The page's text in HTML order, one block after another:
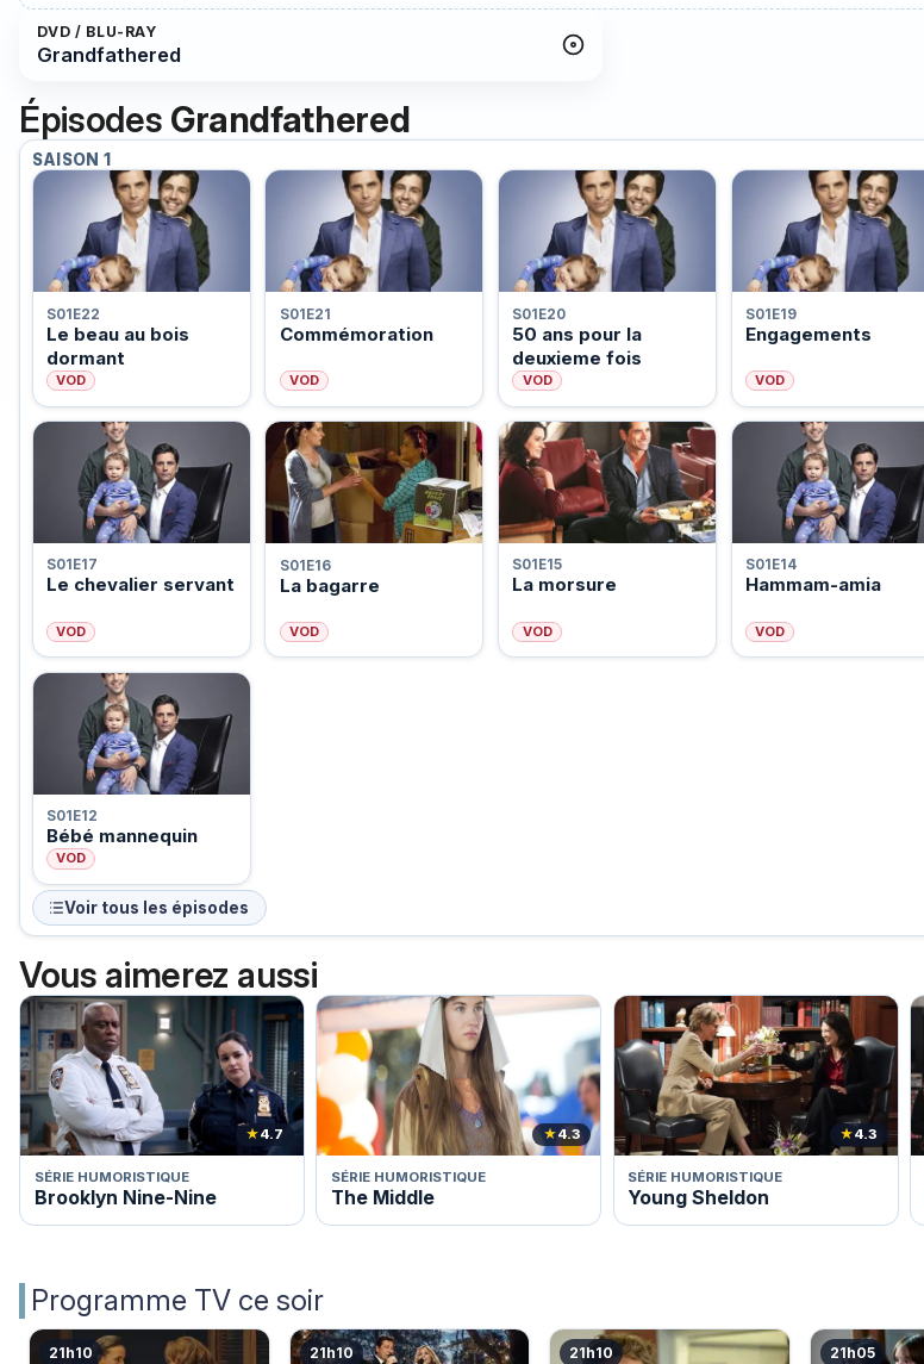
DVD / BLU-RAY
Grandfathered
Épisodes Grandfathered
SAISON 1
S01E22
Le beau au bois
dormant
VOD
S01E21
Commémoration
VOD
S01E20
50 ans pour la
deuxieme fois
VOD
S01E19
Engagements
VOD
S01E17
Le chevalier servant
VOD
S01E16
La bagarre
VOD
S01E15
La morsure
VOD
S01E14
Hammam-amia
VOD
S01E12
Bébé mannequin
VOD
Voir tous les épisodes
Vous aimerez aussi
★4.7
SÉRIE HUMORISTIQUE
Brooklyn Nine-Nine
★4.3
SÉRIE HUMORISTIQUE
The Middle
★4.3
SÉRIE HUMORISTIQUE
Young Sheldon
Programme TV ce soir
21h10 21h10 21h10 21h05